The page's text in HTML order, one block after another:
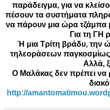
παράδειγμα, για να
πέσουν τα συστήματα
να πάρουν μια ώρα τζάμπα
Για τη ΓΗ
Ή μια Τρίτη βράδυ, την
τηλεοράσεων
Αλλά,
Ο Μαλάκας δεν πρέπει να
http://